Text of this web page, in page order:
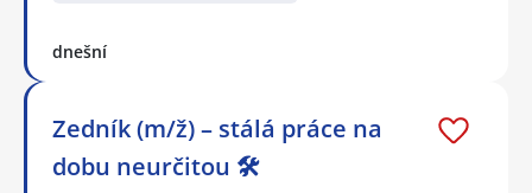
dnešní
Zedník (m/ž) – stálá práce na
dobu neurčitou 🛠️